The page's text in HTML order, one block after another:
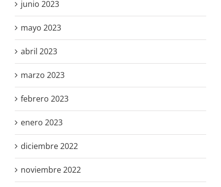
junio 2023
mayo 2023
abril 2023
marzo 2023
febrero 2023
enero 2023
diciembre 2022
noviembre 2022